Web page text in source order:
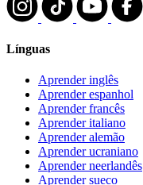
Línguas
Aprender inglês
Aprender espanhol
Aprender francês
Aprender italiano
Aprender alemão
Aprender ucraniano
Aprender neerlandês
Aprender sueco